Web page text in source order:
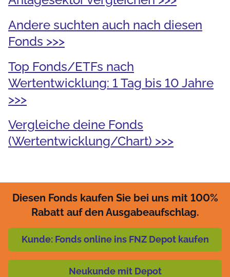
Andere suchten auch nach diesen
Fonds >>>
Top Fonds/ETFs nach
Wertentwicklung: 1 Tag bis 10 Jahre
>>>
Vergleiche deine Fonds
(Wertentwicklung/Chart) >>>
Diesen Fonds kaufen Sie bei uns mit 100%
Rabatt auf den Ausgabeaufschlag.
Kunde: Fonds online ins FNZ Depot kaufen
Neukunde mit Depot